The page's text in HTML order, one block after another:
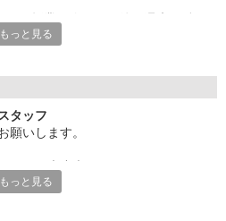
なく両立できます。
験でも大歓迎！先輩スタッフがし
みながら、学生生活をもっと充実
ショーグループで使える割引制度あ
もっと見る
タッフ
願いします。
からお任せするので
もっと見る